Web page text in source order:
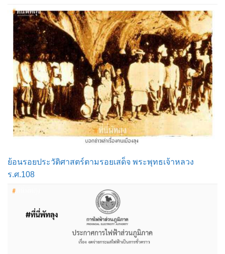
ย้อนรอยประวัติศาสตร์ตามรอยเสด็จ พระพุทธเจ้าหลวง
ร.ศ.108